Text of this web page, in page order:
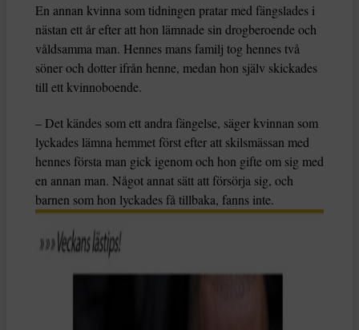
En annan kvinna som tidningen pratar med fängslades i
nästan ett år efter att hon lämnade sin drogberoende och
våldsamma man. Hennes mans familj tog hennes två
söner och dotter ifrån henne, medan hon själv skickades
till ett kvinnoboende.
– Det kändes som ett andra fängelse, säger kvinnan som
lyckades lämna hemmet först efter att skilsmässan med
hennes första man gick igenom och hon gifte om sig med
en annan man. Något annat sätt att försörja sig, och
barnen som hon lyckades få tillbaka, fanns inte.